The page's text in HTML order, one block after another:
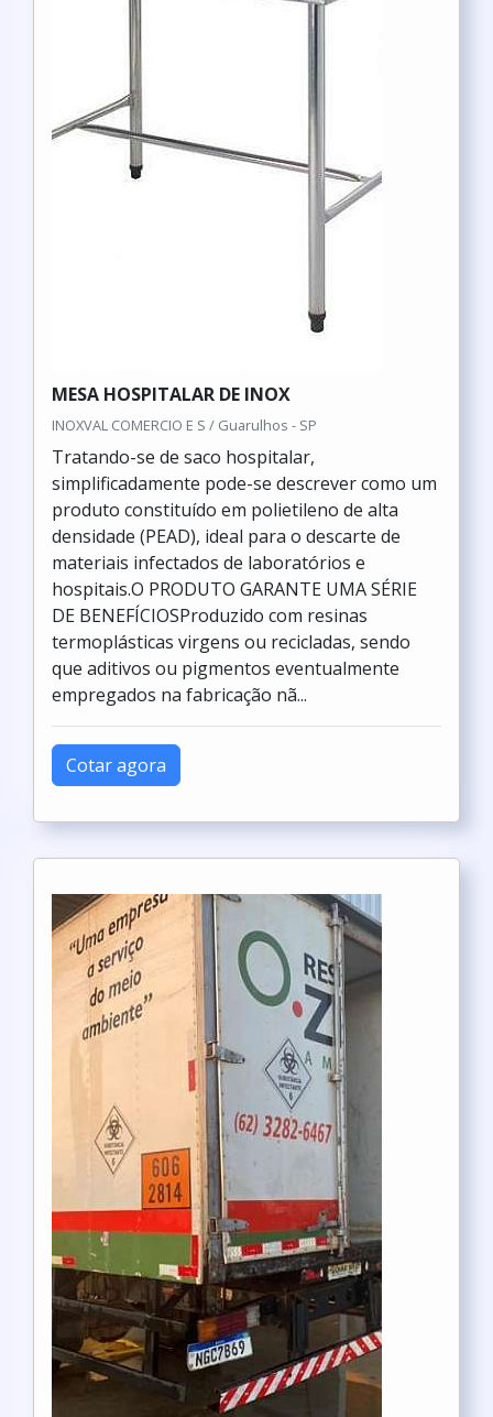
MESA HOSPITALAR DE INOX
INOXVAL COMERCIO E S / Guarulhos - SP
Tratando-se de saco hospitalar,
simplificadamente pode-se descrever como um
produto constituído em polietileno de alta
densidade (PEAD), ideal para o descarte de
materiais infectados de laboratórios e
hospitais.O PRODUTO GARANTE UMA SÉRIE
DE BENEFÍCIOSProduzido com resinas
termoplásticas virgens ou recicladas, sendo
que aditivos ou pigmentos eventualmente
empregados na fabricação nã...
Cotar agora